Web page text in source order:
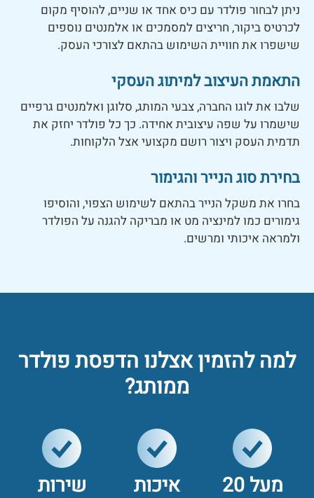
ניתן לבחור פולדר עם כיס אחד או שניים, להוסיף מקום
לכרטיס ביקור, חריצים למסמכים או אלמנטים נוספים
שישפרו את חוויית השימוש בהתאם לצורכי העסק.
התאמת העיצוב למיתוג העסקי
שלבו את לוגו החברה, צבעי המותג, סלוגן ואלמנטים גרפיים
שישמרו על שפה עיצובית אחידה. כך כל פולדר יחזק את
תדמית העסק ויצור רושם מקצועי אצל הלקוחות.
בחירת סוג הנייר והגימור
בחרו את משקל הנייר בהתאם לשימוש הצפוי, והוסיפו
גימורים כמו למינציה מט או מבריקה להגנה על הפולדר
ולמראה איכותי ומרשים.
למה להזמין אצלנו הדפסת פולדר
ממותג?
מעל 20
איכות
שירות